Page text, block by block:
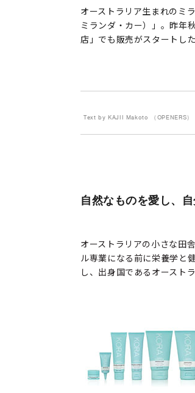
オーストラリア生まれのミ
ミランダ・カー）」。昨年
店」でも販売がスタートした
Text by KAJII Makoto （OPENERS）
自然なものを愛し、
オーストラリアの小さな田
ル専業になる前に栄養学と
し、出身国であるオースト